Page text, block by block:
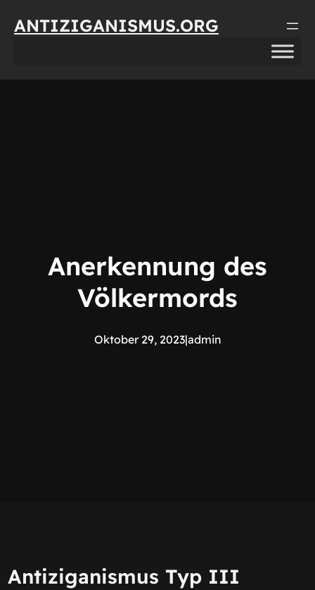
zumANTIZIGANISMUS.ORG
Anerkennung des
Völkermords
Oktober 29, 2023|admin
Antiziganismus Typ III